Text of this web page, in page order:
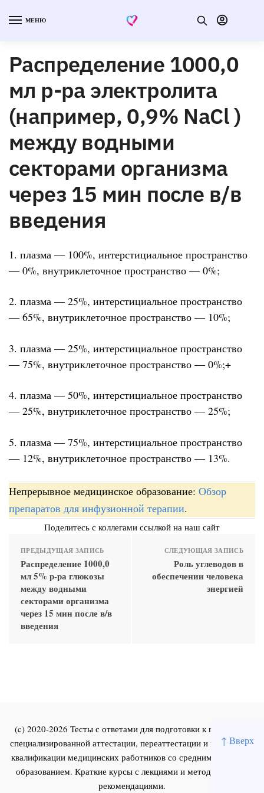
↑ Вверх
МЕНЮ
Распределение 1000,0
мл р-ра электролита
(например, 0,9% NaCl )
между водными
секторами организма
через 15 мин после в/в
введения
1. плазма — 100%, интерстициальное пространство
— 0%, внутриклеточное пространство — 0%;
2. плазма — 25%, интерстициальное пространство
— 65%, внутриклеточное пространство — 10%;
3. плазма — 25%, интерстициальное пространство
— 75%, внутриклеточное пространство — 0%;+
4. плазма — 50%, интерстициальное пространство
— 25%, внутриклеточное пространство — 25%;
5. плазма — 75%, интерстициальное пространство
— 12%, внутриклеточное пространство — 13%.
Непрерывное медицинское образование: Обзор
препаратов для инфузионной терапии.
Поделитесь с коллегами ссылкой на наш сайт
ПРЕДЫДУЩАЯ ЗАПИСЬ
Распределение 1000,0
мл 5% р-ра глюкозы
между водными
секторами организма
через 15 мин после в/в
введения
СЛЕДУЮЩАЯ ЗАПИСЬ
Роль углеводов в
обеспечении человека
энергией
(c) 2020-2026 Тесты с ответами для подготовки к первичной
специализированной аттестации, переаттестации и повышения
квалификации медицинских работников со средним и высшим
образованием. Краткие курсы с лекциями и методическими
рекомендациями.